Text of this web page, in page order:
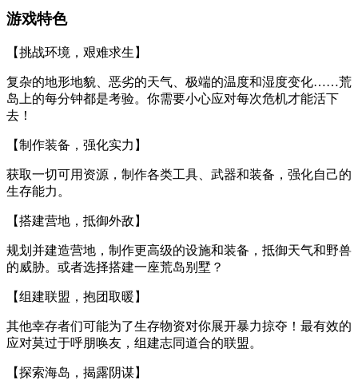
游戏特色
【挑战环境，艰难求生】
复杂的地形地貌、恶劣的天气、极端的温度和湿度变化……荒
岛上的每分钟都是考验。你需要小心应对每次危机才能活下
去！
【制作装备，强化实力】
获取一切可用资源，制作各类工具、武器和装备，强化自己的
生存能力。
【搭建营地，抵御外敌】
规划并建造营地，制作更高级的设施和装备，抵御天气和野兽
的威胁。或者选择搭建一座荒岛别墅？
【组建联盟，抱团取暖】
其他幸存者们可能为了生存物资对你展开暴力掠夺！最有效的
应对莫过于呼朋唤友，组建志同道合的联盟。
【探索海岛，揭露阴谋】